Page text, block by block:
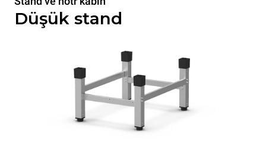
Düşük stand